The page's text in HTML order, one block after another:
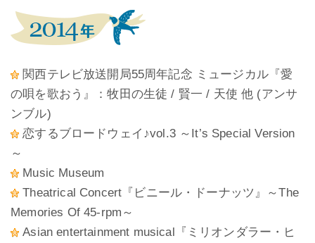
関西テレビ放送開局55周年記念 ミュージカル『愛
の唄を歌おう』：牧田の生徒 / 賢一 / 天使 他 (アンサ
ンブル)
恋するブロードウェイ♪vol.3 ～It’s Special Version
～
Music Museum
Theatrical Concert『ビニール・ドーナッツ』～The
Memories Of 45-rpm～
Asian entertainment musical『ミリオンダラー・ヒ